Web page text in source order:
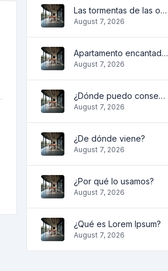
Las tormentas de las olas
August 7, 2026
Apartamento encantador y acogedor
August 7, 2026
¿Dónde puedo conseguirlo?
August 7, 2026
¿De dónde viene?
August 7, 2026
¿Por qué lo usamos?
August 7, 2026
¿Qué es Lorem Ipsum?
August 7, 2026